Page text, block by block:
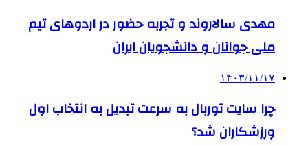
مهدی سالاروند و تجربه حضور در اردوهای تیم
ملی جوانان و دانشجویان ایران
۱۴۰۳/۱۱/۱۷
چرا سایت توربال به ‌سرعت تبدیل به انتخاب اول
ورزشکاران شد؟